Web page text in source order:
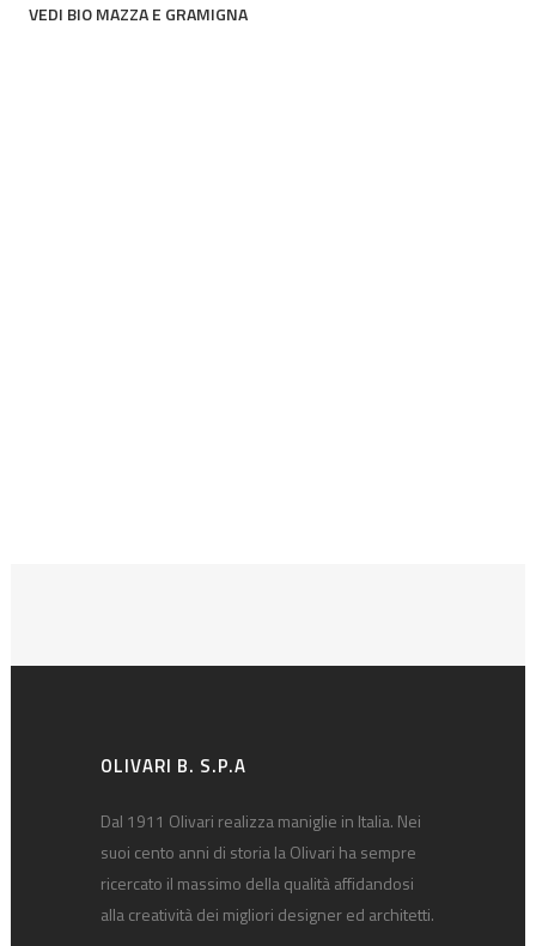
VEDI BIO MAZZA E GRAMIGNA
OLIVARI B. S.P.A
Dal 1911 Olivari realizza maniglie in Italia. Nei
suoi cento anni di storia la Olivari ha sempre
ricercato il massimo della qualità affidandosi
alla creatività dei migliori designer ed architetti.